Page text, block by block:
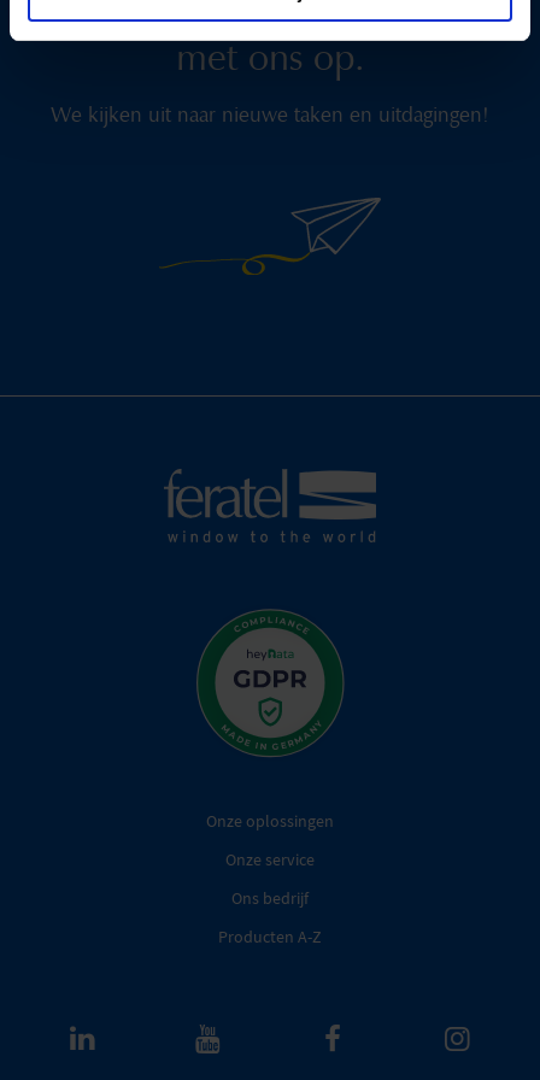
Neem vandaag nogcontact
met ons op.
We kijken uit naar nieuwe taken en uitdagingen!
Onze oplossingen
Onze service
Ons bedrijf
Producten A-Z